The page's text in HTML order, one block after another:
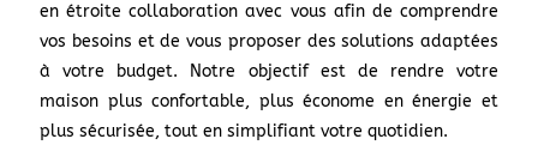
en étroite collaboration avec vous afin de comprendre
vos besoins et de vous proposer des solutions adaptées
à votre budget. Notre objectif est de rendre votre
maison plus confortable, plus économe en énergie et
plus sécurisée, tout en simplifiant votre quotidien.